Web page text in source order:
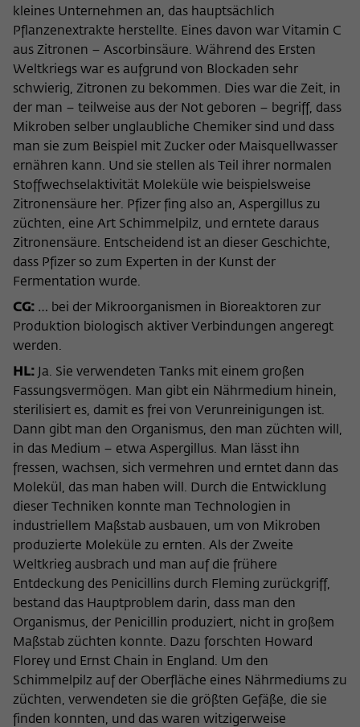
kleines Unternehmen an, das hauptsächlich
Pflanzenextrakte herstellte. Eines davon war Vitamin C
aus Zitronen – Ascorbinsäure. Während des Ersten
Weltkriegs war es aufgrund von Blockaden sehr
schwierig, Zitronen zu bekommen. Dies war die Zeit, in
der man – teilweise aus der Not geboren – begriff, dass
Mikroben selber unglaubliche Chemiker sind und dass
man sie zum Beispiel mit Zucker oder Maisquellwasser
ernähren kann. Und sie stellen als Teil ihrer normalen
Stoffwechselaktivität Moleküle wie beispielsweise
Zitronensäure her. Pfizer fing also an, Aspergillus zu
züchten, eine Art Schimmelpilz, und erntete daraus
Zitronensäure. Entscheidend ist an dieser Geschichte,
dass Pfizer so zum Experten in der Kunst der
Fermentation wurde.
CG: … bei der Mikroorganismen in Bioreaktoren zur
Produktion biologisch aktiver Verbindungen angeregt
werden.
HL: Ja. Sie verwendeten Tanks mit einem großen
Fassungsvermögen. Man gibt ein Nährmedium hinein,
sterilisiert es, damit es frei von Verunreinigungen ist.
Dann gibt man den Organismus, den man züchten will,
in das Medium – etwa Aspergillus. Man lässt ihn
fressen, wachsen, sich vermehren und erntet dann das
Molekül, das man haben will. Durch die Entwicklung
dieser Techniken konnte man Technologien in
industriellem Maßstab ausbauen, um von Mikroben
produzierte Moleküle zu ernten. Als der Zweite
Weltkrieg ausbrach und man auf die frühere
Entdeckung des Penicillins durch Fleming zurückgriff,
bestand das Hauptproblem darin, dass man den
Organismus, der Penicillin produziert, nicht in großem
Maßstab züchten konnte. Dazu forschten Howard
Florey und Ernst Chain in England. Um den
Schimmelpilz auf der Oberfläche eines Nährmediums zu
züchten, verwendeten sie die größten Gefäße, die sie
finden konnten, und das waren witzigerweise